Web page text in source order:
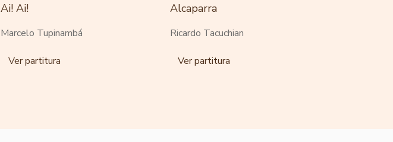
Ai! Ai!
Marcelo Tupinambá
Ver partitura
Alcaparra
Ricardo Tacuchian
Ver partitura